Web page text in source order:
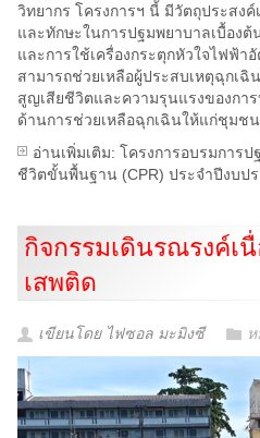
วิทยากร โครงการฯ นี้ มีวัตถุประสง
และทักษะในการปฐมพยาบาลเบื้อง
และการใช้เครื่องกระตุกหัวใจไฟฟ้า
สามารถช่วยเหลือผู้ประสบเหตุฉุกเ
สูญเสียชีวิตและความรุนแรงของกา
ด้านการช่วยเหลือฉุกเฉินให้แก่ชุมชน
อ่านเพิ่มเติม: โครงการอบรมการ
ชีวิตขั้นพื้นฐาน (CPR) ประจำปีงบป
กิจกรรมเดินรณรงค์เ
เสพติด
เขียนโดย ไฟซอล มะมิงซี